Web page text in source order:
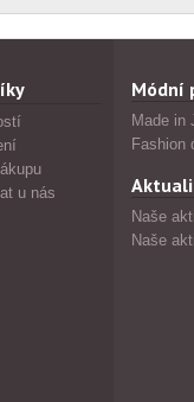
u nás
Módní
Made in
Fashion
Naše
Naše